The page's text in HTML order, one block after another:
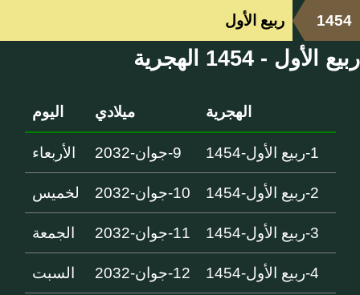
1454 ربيع الأول
ربيع الأول - 1454 الهجرية
الهجرية ميلادي اليوم
1-ربيع الأول-1454 9-جوان-2032 الأربعاء
2-ربيع الأول-1454 10-جوان-2032 لخميس
3-ربيع الأول-1454 11-جوان-2032 الجمعة
4-ربيع الأول-1454 12-جوان-2032 السبت